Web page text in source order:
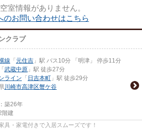
室情報がありません。
のお問い合わせはこちら
クラブ
線 「 元住吉 」駅 バス10分 「明津」 停歩11分
「 武蔵中原 」駅 徒歩27分
ライン 「 日吉本町 」駅 徒歩29分
川崎市高津区蟹ケ谷
築26年
階建
具・家電付きで入居スムーズです！